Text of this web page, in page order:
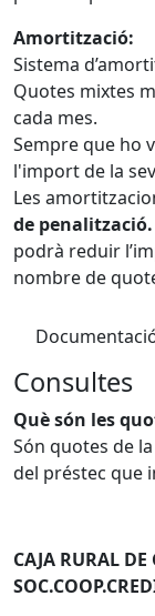
Amortització:
Sistema
Quotes mixtes
cada mes.
Sempre que ho
l'import de la
Les
de penalització.
podrà reduir
nombre de
Consultes
Què són les
Són quotes de
del préstec que
CAJA RURAL